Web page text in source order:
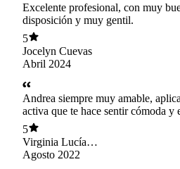
Excelente profesional, con muy
disposición y muy gentil.
5
Jocelyn Cuevas
Abril 2024
Andrea siempre muy amable,
activa que te hace sentir cómoda y
con las sesiones. Se adecua a las
que uno tiene para mejorar
5
Virginia Lucía
González Caroca
Agosto 2022